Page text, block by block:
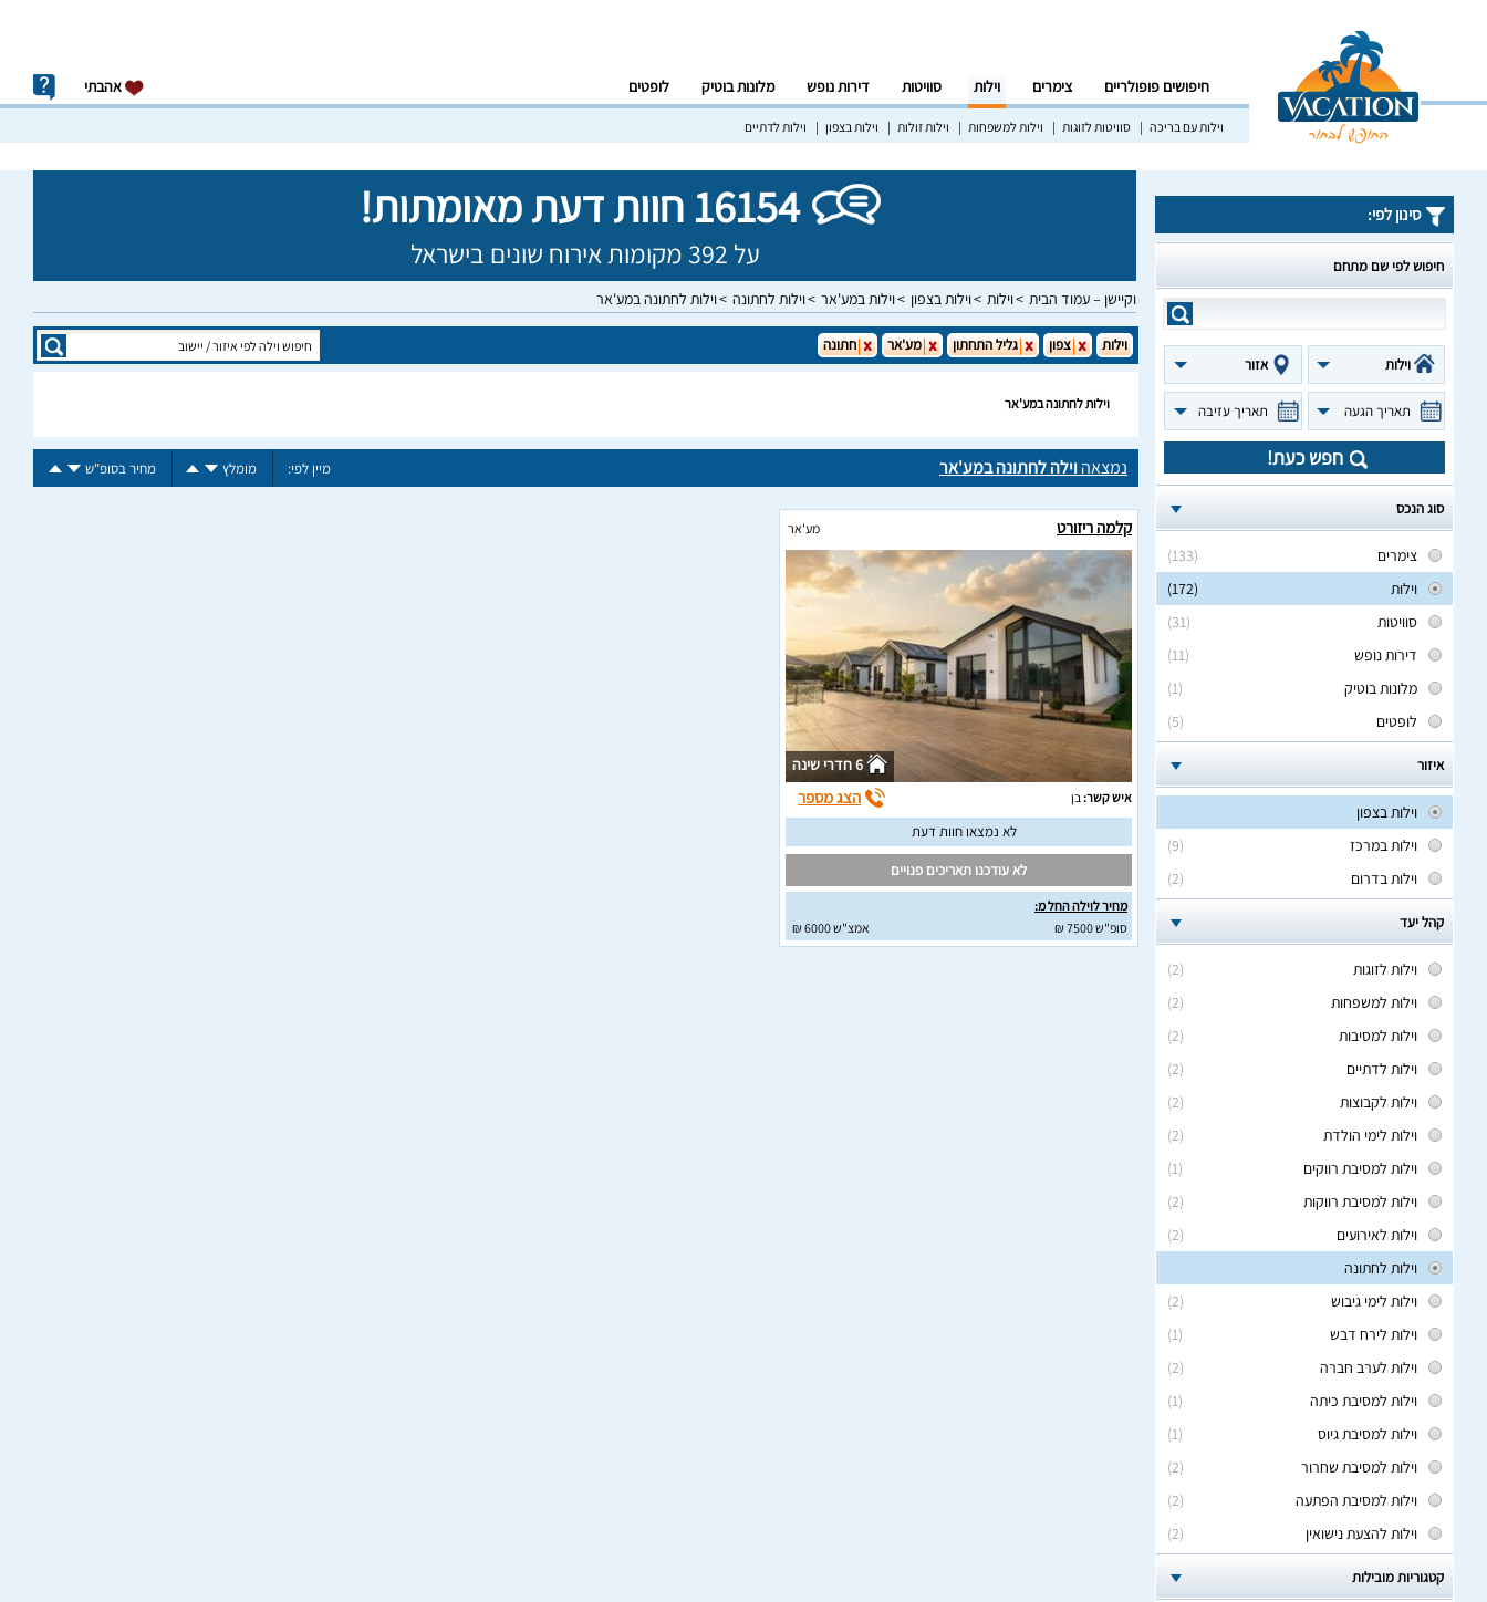
חיפושים פופולריים צימרים וילות סוויטות דירות נופש מלונות בוטיק לופטים אהבתי
וילות עם בריכה סוויטות לזוגות וילות למשפחות וילות זולות וילות בצפון וילות לדתיים
16154 חוות דעת מאומתות!
על 392 מקומות אירוח שונים בישראל
וקיישן – עמוד הבית וילות וילות בצפון וילות במע'אר וילות לחתונה וילות לחתונה במע'אר
סינון לפי:
חיפוש לפי שם מתחם
וילות אזור
תאריך הגעה תאריך עזיבה
חפש כעת!
סוג הנכס
(133)
צימרים
(172)
וילות
(31)
סוויטות
(11)
דירות נופש
(1)
מלונות בוטיק
(5)
לופטים
איזור
וילות בצפון
(9)
וילות במרכז
(2)
וילות בדרום
קהל יעד
(2)
וילות לזוגות
(2)
וילות למשפחות
(2)
וילות למסיבות
(2)
וילות לדתיים
(2)
וילות לקבוצות
(2)
וילות לימי הולדת
(1)
וילות למסיבת רווקים
(2)
וילות למסיבת רווקות
(2)
וילות לאירועים
וילות לחתונה
(2)
וילות לימי גיבוש
(1)
וילות לירח דבש
(2)
וילות לערב חברה
(1)
וילות למסיבת כיתה
(1)
וילות למסיבת גיוס
(2)
וילות למסיבת שחרור
(2)
וילות למסיבת הפתעה
(2)
וילות להצעת נישואין
קטגוריות מובילות
וילות צפון גליל התחתון מע'אר חתונה
וילות לחתונה במע'אר
נמצאהוילה לחתונה במע'אר מיין לפי: מומלץ מחיר בסופ"ש
קלמה ריזורט מע'אר
6 חדרי שינה
איש קשר:בן הצג מספר
לא נמצאו חוות דעת
לא עודכנו תאריכים פנויים
מחיר לוילה החל מ:
סופ"ש 7500 ₪
אמצ"ש 6000 ₪